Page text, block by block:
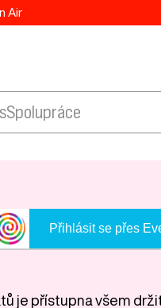
Air
Spolupráce
Přihlásit se přes
je přístupna všem